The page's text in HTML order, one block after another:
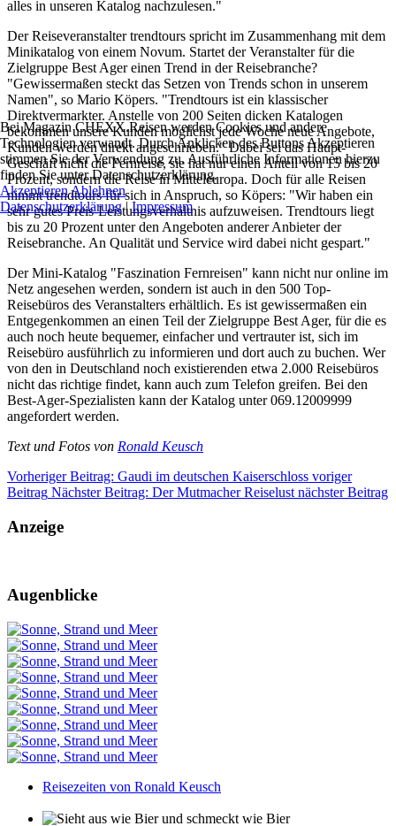
alles in unseren Katalog nachzulesen."
Der Reiseveranstalter trendtours spricht im Zusammenhang mit dem
Minikatalog von einem Novum. Startet der Veranstalter für die
Zielgruppe Best Ager einen Trend in der Reisebranche?
"Gewissermaßen steckt das Setzen von Trends schon in unserem
Namen", so Mario Köpers. "Trendtours ist ein klassischer
Direktvermarkter. Anstelle von 200 Seiten dicken Katalogen
bekommen unsere Kunden möglichst jede Woche neue Angebote,
Kunden werden direkt angeschrieben." Dabei sei das Haupt-
Geschäft nicht die Fernreise, sie hat nur einen Anteil von 15 bis 20
Prozent, sondern die Reise in Mitteleuropa. Doch für alle Reisen
nimmt trendtours für sich in Anspruch, so Köpers: "Wir haben ein
sehr gutes Preis-Leistungsverhältnis aufzuweisen. Trendtours liegt
bis zu 20 Prozent unter den Angeboten anderer Anbieter der
Reisebranche. An Qualität und Service wird dabei nicht gespart."
Der Mini-Katalog "Faszination Fernreisen" kann nicht nur online im
Netz angesehen werden, sondern ist auch in den 500 Top-
Reisebüros des Veranstalters erhältlich. Es ist gewissermaßen ein
Entgegenkommen an einen Teil der Zielgruppe Best Ager, für die es
auch noch heute bequemer, einfacher und vertrauter ist, sich im
Reisebüro ausführlich zu informieren und dort auch zu buchen. Wer
von den in Deutschland noch existierenden etwa 2.000 Reisebüros
nicht das richtige findet, kann auch zum Telefon greifen. Bei den
Best-Ager-Spezialisten kann der Katalog unter 069.12009999
angefordert werden.
Text und Fotos von Ronald Keusch
Vorheriger Beitrag: Gaudi im deutschen Kaiserschloss voriger
Beitrag Nächster Beitrag: Der Mutmacher Reiselust nächster Beitrag
Anzeige
Augenblicke
Reisezeiten von Ronald Keusch
Bei Magazin CHEXX.Reisen werden Cookies und andere
Technologien verwandt. Durch Anklicken des Buttons Akzeptieren
stimmen Sie der Verwendung zu. Ausführliche Informationen hierzu
finden Sie unter Datenschutzerklärung.
Akzeptieren Ablehnen
Datenschutzerklärung|Impressum